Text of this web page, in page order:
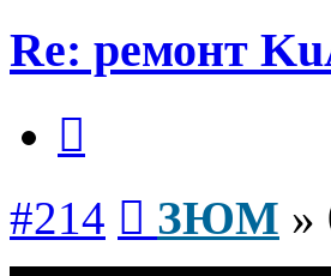
Re: ремонт
#214 ЗЮМ »